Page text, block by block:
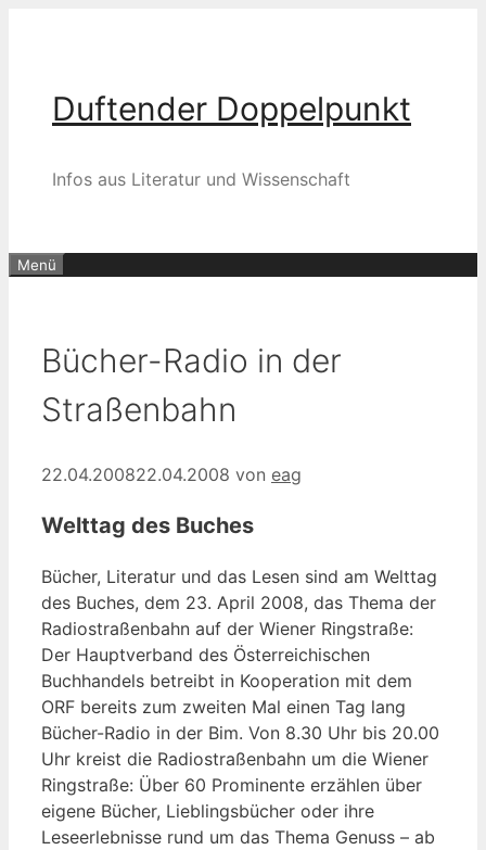
Duftender Doppelpunkt
Infos aus Literatur und Wissenschaft
Menü
Bücher-Radio in der
Straßenbahn
22.04.200822.04.2008 von eag
Welttag des Buches
Bücher, Literatur und das Lesen sind am Welttag
des Buches, dem 23. April 2008, das Thema der
Radiostraßenbahn auf der Wiener Ringstraße:
Der Hauptverband des Österreichischen
Buchhandels betreibt in Kooperation mit dem
ORF bereits zum zweiten Mal einen Tag lang
Bücher-Radio in der Bim. Von 8.30 Uhr bis 20.00
Uhr kreist die Radiostraßenbahn um die Wiener
Ringstraße: Über 60 Prominente erzählen über
eigene Bücher, Lieblingsbücher oder ihre
Leseerlebnisse rund um das Thema Genuss – ab